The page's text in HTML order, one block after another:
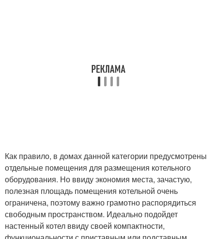
Как правило, в домах данной категории предусмотрены
отдельные помещения для размещения котельного
оборудования. Но ввиду экономия места, зачастую,
полезная площадь помещения котельной очень
ограничена, поэтому важно грамотно распорядиться
свободным пространством. Идеально подойдет
настенный котел ввиду своей компактности,